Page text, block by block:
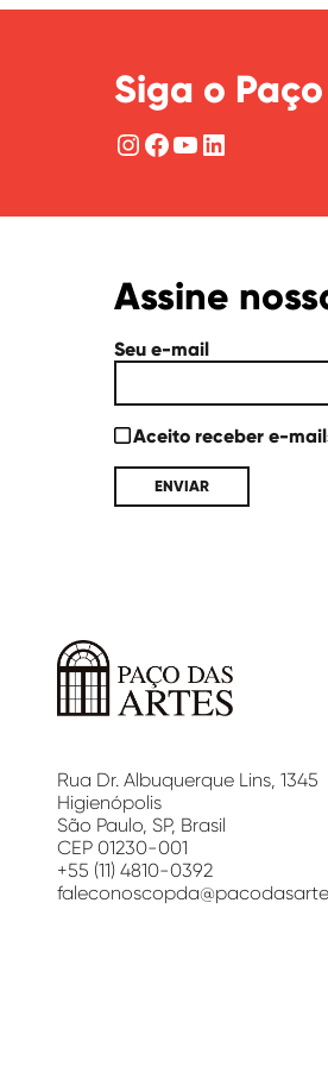
Siga o
Instagram
Facebook
YouTube
LinkedIn
Assine
Seu e-mail
Aceito receber e-
Artes
Rua Dr. Albuquerque Lins, 1345
Higienópolis
São Paulo, SP, Brasil
CEP 01230-001
+55 (11) 4810-0392